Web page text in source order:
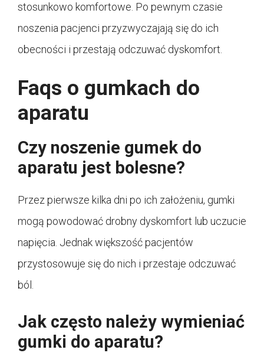
stosunkowo komfortowe. Po pewnym czasie
noszenia pacjenci przyzwyczajają się do ich
obecności i przestają odczuwać dyskomfort.
Faqs o gumkach do
aparatu
Czy noszenie gumek do
aparatu jest bolesne?
Przez pierwsze kilka dni po ich założeniu, gumki
mogą powodować drobny dyskomfort lub uczucie
napięcia. Jednak większość pacjentów
przystosowuje się do nich i przestaje odczuwać
ból.
Jak często należy wymieniać
gumki do aparatu?